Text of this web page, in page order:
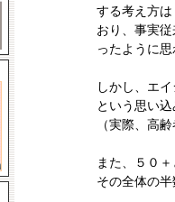
する考え方
おり、事実
ったように
しかし、エ
という思い
（実際、高
また、５０
その全体の